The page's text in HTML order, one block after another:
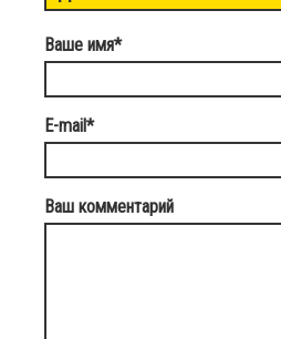
Ваше имя*
E-mail*
Ваш комментарий